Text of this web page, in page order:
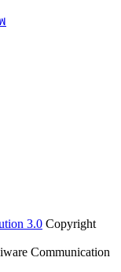
3.0 Copyright
Communication